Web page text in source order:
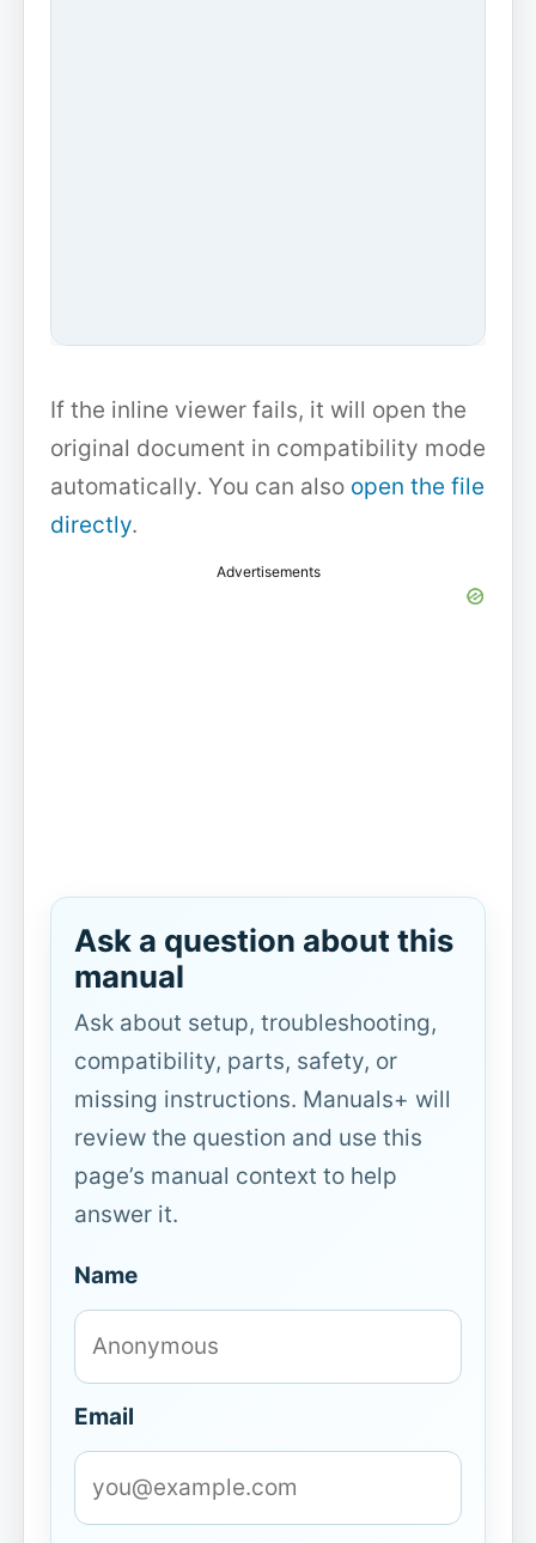
If the inline viewer fails, it will open the
original document in compatibility mode
automatically. You can also open the file
directly.
Advertisements
Ask a question about this
manual
Ask about setup, troubleshooting,
compatibility, parts, safety, or
missing instructions. Manuals+ will
review the question and use this
page’s manual context to help
answer it.
Name
Email